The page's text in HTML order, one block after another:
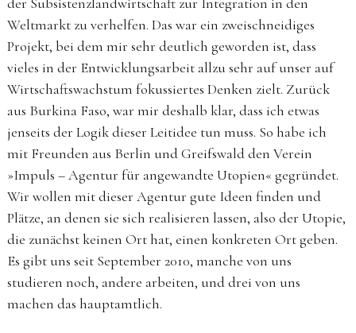
Weltmarkt zu verhelfen. Das war ein zweischneidiges
Projekt, bei dem mir sehr deutlich geworden ist, dass
vieles in der Entwicklungsarbeit allzu sehr auf unser auf
Wirtschaftswachstum fokussiertes Denken zielt. Zurück
aus Burkina Faso, war mir deshalb klar, dass ich etwas
jenseits der Logik dieser Leitidee tun muss. So habe ich
mit Freunden aus Berlin und Greifswald den Verein
»Impuls – Agentur für angewandte Utopien« gegründet.
Wir wollen mit dieser Agentur gute Ideen finden und
Plätze, an denen sie sich realisieren lassen, also der Utopie,
die zunächst keinen Ort hat, einen konkreten Ort geben.
Es gibt uns seit September 2010, manche von uns
studieren noch, andere arbeiten, und drei von uns
machen das hauptamtlich.